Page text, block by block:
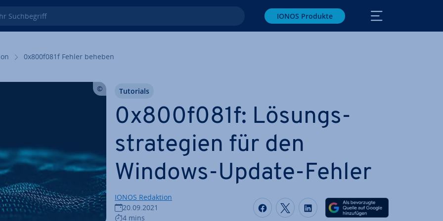
Such­be­griff IONOS Produkte
0x800f081f Fehler beheben
0x800f081f: Lö­sungs­
stra­te­gien für den
Windows-Update-Fehler
IONOS Redaktion
20.09.2021
4 mins
Auf Facebook teilen
Auf Twitter teilen
Auf LinkedIn teilen
Tutorials